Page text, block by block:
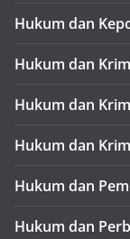
Hukum dan
Hukum dan
Hukum dan
Hukum dan
Hukum dan
Hukum dan